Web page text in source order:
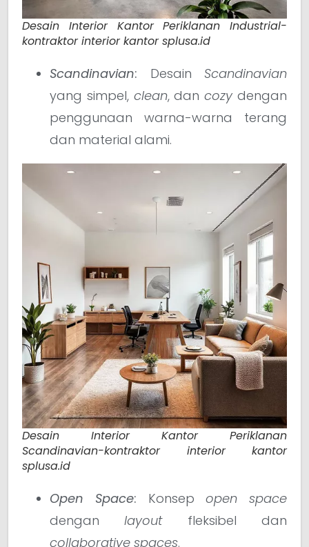
Desain Interior Kantor Periklanan Industrial-
kontraktor interior kantor splusa.id
Scandinavian: Desain Scandinavian
yang simpel, clean, dancozy dengan
penggunaan warna-warna terang
dan material alami.
Desain Interior Kantor Periklanan
Scandinavian-kontraktor interior kantor
splusa.id
Open Space: Konsepopen space
denganlayoutfleksibel dan
collaborative spaces.